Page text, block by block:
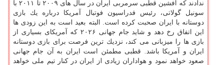
ندادند كه افشین قطبی سرمربی ایران در سال های ۲۰۰۹ تا ۲۰۱۱ با
سونیل گولاتی، رئیس فدراسیون فوتبال آمریكا درباره یك بازی
دوستانه با ایران صحبت كرده است. البته بعید است به این زودی ها
این اتفاق رخ دهد و شاید جام جهانی ۲۰۲۶ كه آمریكای بسیاری از
بازی ها را میزبانی می كند، نزدیك ترین فرصت برای بازی دوستانه
ایران و آمریكا باشد. قطبی مطمئن است ایران به آن جام جهانی
صعود خواهد نمود و هواداران زیادی از ایران در كنار تیم ملی خواهد